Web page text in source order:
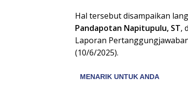
Hal tersebut disampaikan
Pandapotan Napitupulu, ST,
Laporan
(10/6/2025).